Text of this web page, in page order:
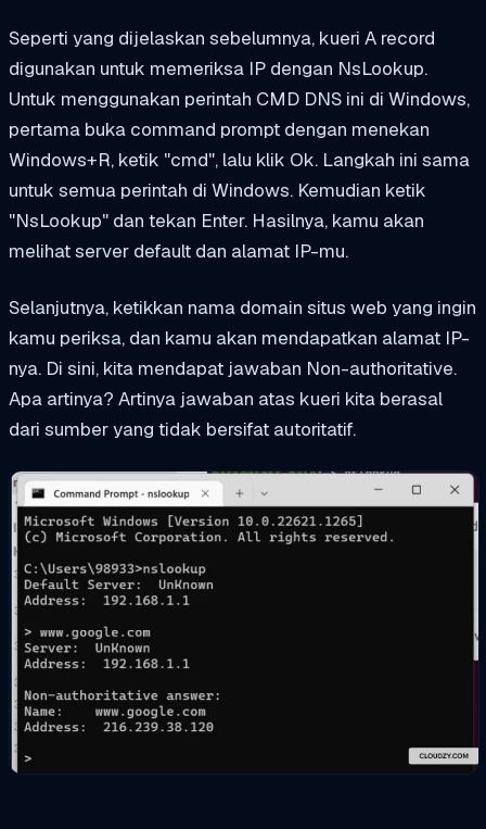
Seperti yang dijelaskan sebelumnya, kueri A record
digunakan untuk memeriksa IP dengan NsLookup.
Untuk menggunakan perintah CMD DNS ini di Windows,
pertama buka command prompt dengan menekan
Windows+R, ketik "cmd", lalu klik Ok. Langkah ini sama
untuk semua perintah di Windows. Kemudian ketik
"NsLookup" dan tekan Enter. Hasilnya, kamu akan
melihat server default dan alamat IP-mu.
Selanjutnya, ketikkan nama domain situs web yang ingin
kamu periksa, dan kamu akan mendapatkan alamat IP-
nya. Di sini, kita mendapat jawaban Non-authoritative.
Apa artinya? Artinya jawaban atas kueri kita berasal
dari sumber yang tidak bersifat autoritatif.